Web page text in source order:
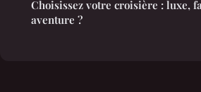
Choisissez votre croisière : luxe,
aventure ?